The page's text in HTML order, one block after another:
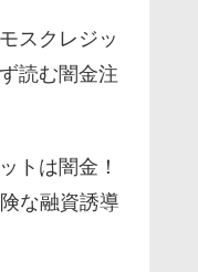
スクレジッ
読む闇金注
トは闇金！
な融資誘導